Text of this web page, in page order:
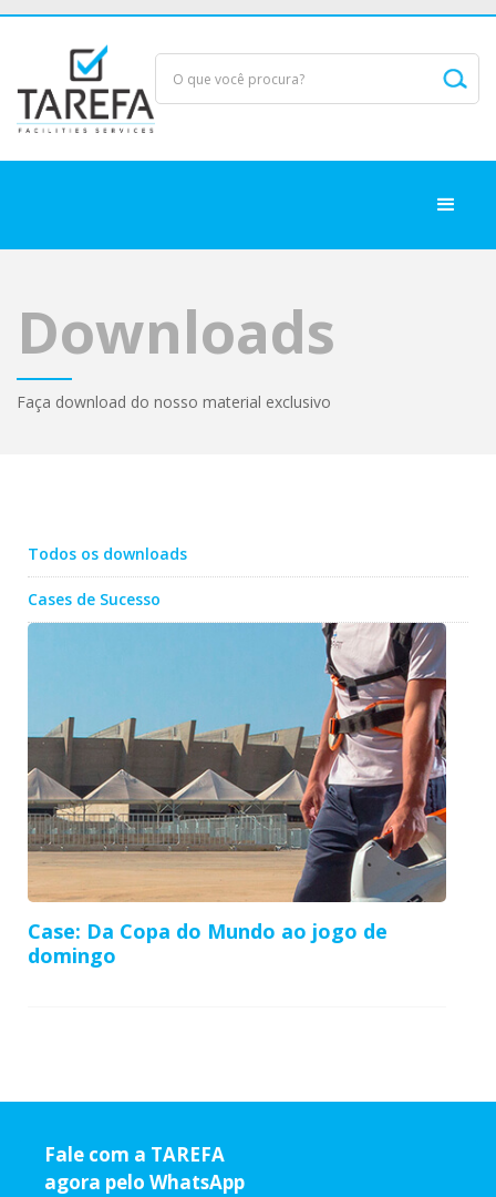
Downloads
Faça download do nosso material exclusivo
Todos os downloads
Cases de Sucesso
Case: Da Copa do Mundo ao jogo de
domingo
Fale com a TAREFA
agora pelo WhatsApp